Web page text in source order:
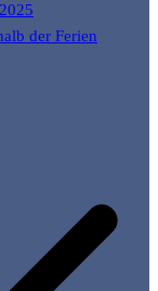
der Ferien